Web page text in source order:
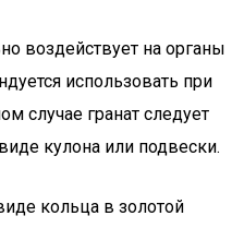
воздействует на органы
использовать при
случае гранат следует
кулона или подвески.
кольца в золотой